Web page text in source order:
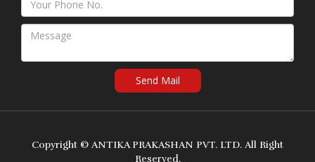
Send Mail
Copyright © ANTIKA PRAKASHAN PVT. LTD. All Right
Reserved.